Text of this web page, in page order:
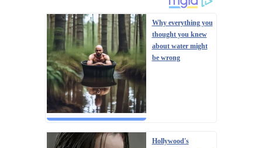
Why everything you
thought you knew
about water might
be wrong
Hollywood's